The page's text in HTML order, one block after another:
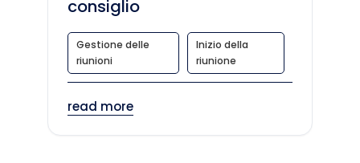
consiglio
Gestione delle
riunioni
Inizio della
riunione
read more